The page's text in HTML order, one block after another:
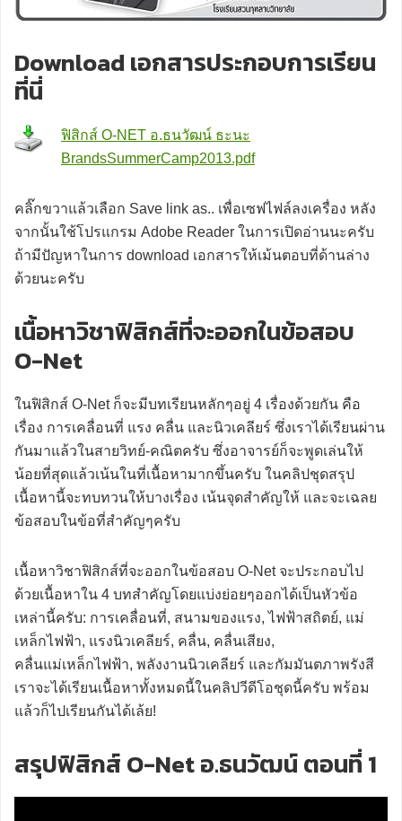
Download เอกสารประกอบการเรียน
ที่นี่
ฟิสิกส์ O-NET อ.ธนวัฒน์ ธะนะ
BrandsSummerCamp2013.pdf
คลิ๊กขวาแล้วเลือก Save link as.. เพื่อเซฟไฟล์ลงเครื่อง หลัง
จากนั้นใช้โปรแกรม Adobe Reader ในการเปิดอ่านนะครับ
ถ้ามีปัญหาในการ download เอกสารให้เม้นตอบที่ด้านล่าง
ด้วยนะครับ
เนื้อหาวิชาฟิสิกส์ที่จะออกในข้อสอบ
O-Net
ในฟิสิกส์ O-Net ก็จะมีบทเรียนหลักๆอยู่ 4 เรื่องด้วยกัน คือ
เรื่อง การเคลื่อนที่ แรง คลื่น และนิวเคลียร์ ซึ่งเราได้เรียนผ่าน
กันมาแล้วในสายวิทย์-คณิตครับ ซึ่งอาจารย์ก็จะพูดเล่นให้
น้อยที่สุดแล้วเน้นในที่เนื้อหามากขึ้นครับ ในคลิปชุดสรุป
เนื้อหานี้จะทบทวนให้บางเรื่อง เน้นจุดสำคัญให้ และจะเฉลย
ข้อสอบในข้อที่สำคัญๆครับ
เนื้อหาวิชาฟิสิกส์ที่จะออกในข้อสอบ O-Net จะประกอบไป
ด้วยเนื้อหาใน 4 บทสำคัญโดยแบ่งย่อยๆออกได้เป็นหัวข้อ
เหล่านี้ครับ: การเคลื่อนที่, สนามของแรง, ไฟฟ้าสถิตย์, แม่
เหล็กไฟฟ้า, แรงนิวเคลียร์, คลื่น, คลื่นเสียง,
คลื่นแม่เหล็กไฟฟ้า, พลังงานนิวเคลียร์ และกัมมันตภาพรังสี
เราจะได้เรียนเนื้อหาทั้งหมดนี้ในคลิปวีดีโอชุดนี้ครับ พร้อม
แล้วก็ไปเรียนกันได้เล้ย!
สรุปฟิสิกส์ O-Net อ.ธนวัฒน์ ตอนที่ 1